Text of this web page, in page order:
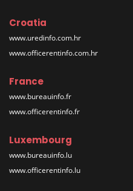
Croatia
www.uredinfo.com.hr
www.officerentinfo.com.hr
France
www.bureauinfo.fr
www.officerentinfo.fr
Luxembourg
www.bureauinfo.lu
www.officerentinfo.lu